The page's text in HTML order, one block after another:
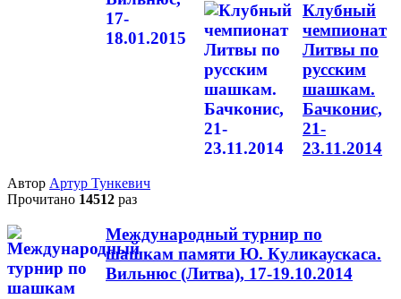
Клубный
чемпионат
Литвы по
русским
шашкам.
Бачконис,
21-
23.11.2014
Автор Артур Тункевич
Прочитано 14512 раз
Международный турнир по
шашкам памяти Ю. Куликаускаса.
Вильнюс (Литва), 17-19.10.2014